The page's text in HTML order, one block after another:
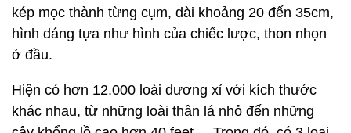
kép mọc thành từng cụm, dài khoảng 20 đến 35cm,
hình dáng tựa như hình của chiếc lược, thon nhọn
ở đầu.
Hiện có hơn 12.000 loài dương xỉ với kích thước
khác nhau, từ những loài thân lá nhỏ đến những